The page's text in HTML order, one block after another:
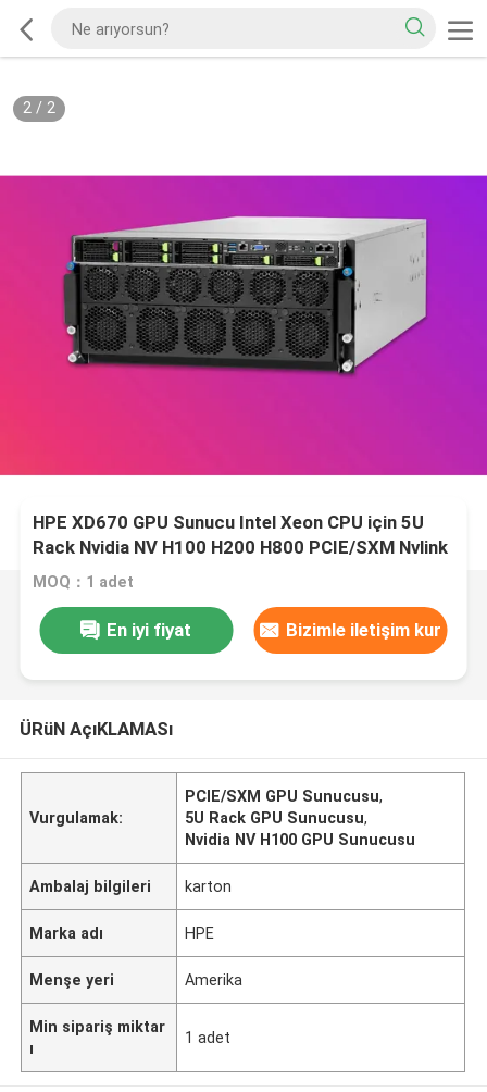
2/ 2
HPE XD670 GPU Sunucu Intel Xeon CPU için 5U
Rack Nvidia NV H100 H200 H800 PCIE/SXM Nvlink
AI Süper Bilgisayar Davası
MOQ：1 adet
En iyi fiyat Bizimle iletişim kur
ÜRüN AçıKLAMASı
Vurgulamak:
PCIE/SXM GPU Sunucusu,
5U Rack GPU Sunucusu,
Nvidia NV H100 GPU Sunucusu
Ambalaj bilgileri karton
Marka adı HPE
Menşe yeri Amerika
Min sipariş miktar
ı
1 adet